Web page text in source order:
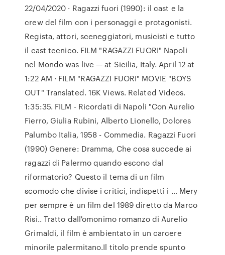
22/04/2020 · Ragazzi fuori (1990): il cast e la
crew del film con i personaggi e protagonisti.
Regista, attori, sceneggiatori, musicisti e tutto
il cast tecnico. FILM "RAGAZZI FUORI" Napoli
nel Mondo was live — at Sicilia, Italy. April 12 at
1:22 AM · FILM "RAGAZZI FUORI" MOVIE "BOYS
OUT" Translated. 16K Views. Related Videos.
1:35:35. FILM - Ricordati di Napoli "Con Aurelio
Fierro, Giulia Rubini, Alberto Lionello, Dolores
Palumbo Italia, 1958 - Commedia. Ragazzi Fuori
(1990) Genere: Dramma, Che cosa succede ai
ragazzi di Palermo quando escono dal
riformatorio? Questo il tema di un film
scomodo che divise i critici, indispettì i … Mery
per sempre è un film del 1989 diretto da Marco
Risi.. Tratto dall'omonimo romanzo di Aurelio
Grimaldi, il film è ambientato in un carcere
minorile palermitano.Il titolo prende spunto